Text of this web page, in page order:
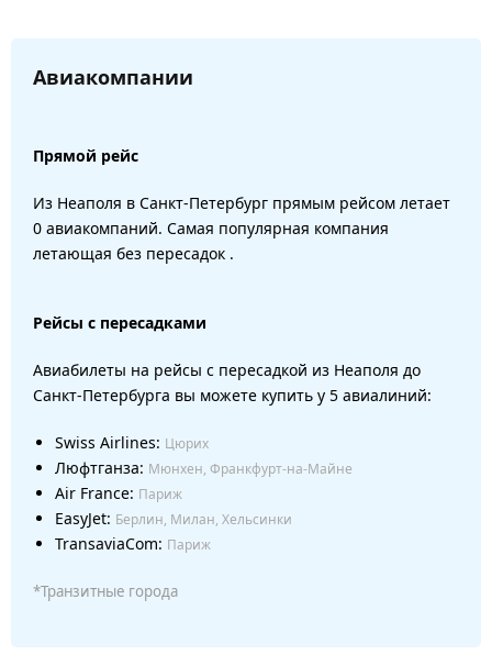
Авиакомпании
Прямой рейс
Из Неаполя в Санкт-Петербург прямым рейсом летает
0 авиакомпаний. Самая популярная компания
летающая без пересадок .
Рейсы с пересадками
Авиабилеты на рейсы с пересадкой из Неаполя до
Санкт-Петербурга вы можете купить у 5 авиалиний:
Swiss Airlines: Цюрих
Люфтганза: Мюнхен, Франкфурт-на-Майне
Air France: Париж
EasyJet: Берлин, Милан, Хельсинки
TransaviaCom: Париж
*Транзитные города